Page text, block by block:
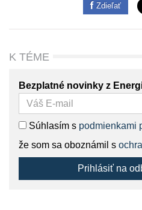
Zdieľať
K TÉME
Bezplatné novinky z
Súhlasím s podmienkami
že som sa oboznámil s
Prihlásiť na